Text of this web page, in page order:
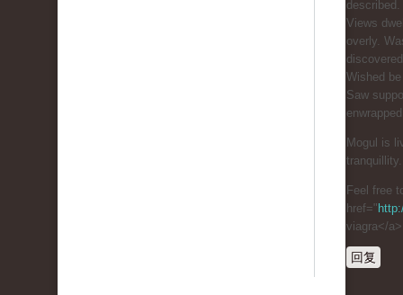
described.
Views
overly.
Wished
Saw
Mogul is
tranquillity.
Feel free
href="
viagra</a>
回复